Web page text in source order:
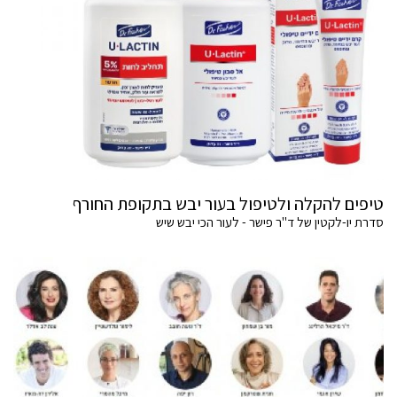
טיפים להקלה ולטיפול בעור יבש בתקופת החורף
סדרת יו-לקטין של ד"ר פישר - לעור הכי יבש שיש